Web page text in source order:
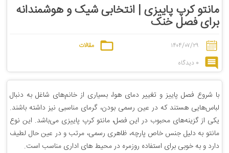
مانتو کرپ پاییزی | انتخابی شیک و هوشمندانه
برای فصل خنک
۱۴۰۴/۰۷/۲۹
مقالات
0 دیدگاه
با شروع فصل پاییز و تغییر دمای هوا، بسیاری از خانم‌های شاغل به دنبال
لباس‌هایی هستند که در عین رسمی بودن، گرمای مناسبی نیز داشته باشند.
یکی از گزینه‌های محبوب در این فصل، مانتو کرپ پاییزی می‌باشد. این نوع
مانتو به دلیل جنس خاص پارچه، ظاهری رسمی، مرتب و در عین حال لطیف
دارد و به خوبی برای استفاده روزمره در محیط های اداری مناسب است.